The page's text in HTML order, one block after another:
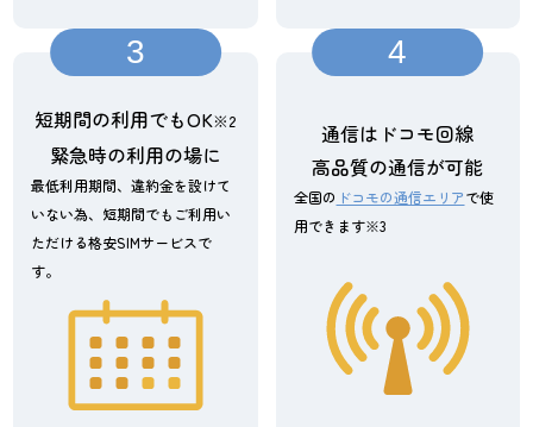
3
短期間の利用でもOK※2
緊急時の利用の場に
最低利用期間、違約金を設けて
いない為、短期間でもご利用い
ただける格安SIMサービスで
す。
4
通信はドコモ回線
高品質の通信が可能
全国の ドコモの通信エリアで使
用できます※3